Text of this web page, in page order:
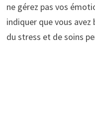
ne gérez pas vos
indiquer que vous avez
du stress et de soins